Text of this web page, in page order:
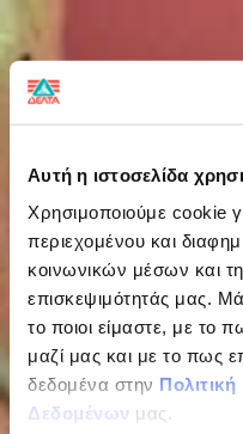
Αυτή η ιστοσελίδα
Χρησιμοποιούμε cookie
περιεχομένου και
κοινωνικών μέσων και
επισκεψιμότητάς μας.
το ποιοι είμαστε, με το
μαζί μας και με το πως
δεδομένα στην
Δεδομένων μας.